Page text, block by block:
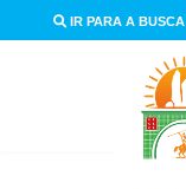
IR PARA A BUSCA